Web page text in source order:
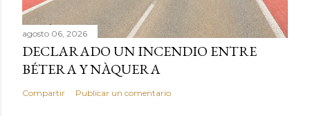
agosto 06, 2026
DECLARADO UN INCENDIO ENTRE
BÉTERA Y NÀQUERA
Compartir Publicar un comentario